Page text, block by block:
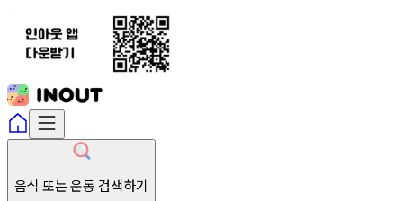
음식 또는 운동 검색하기